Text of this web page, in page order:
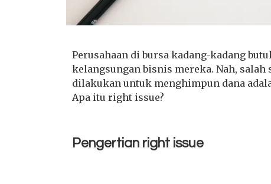
Perusahaan di bursa kadang-kadang
kelangsungan bisnis mereka. Nah,
dilakukan untuk menghimpun dana
Apa itu right issue?
Pengertian right issue